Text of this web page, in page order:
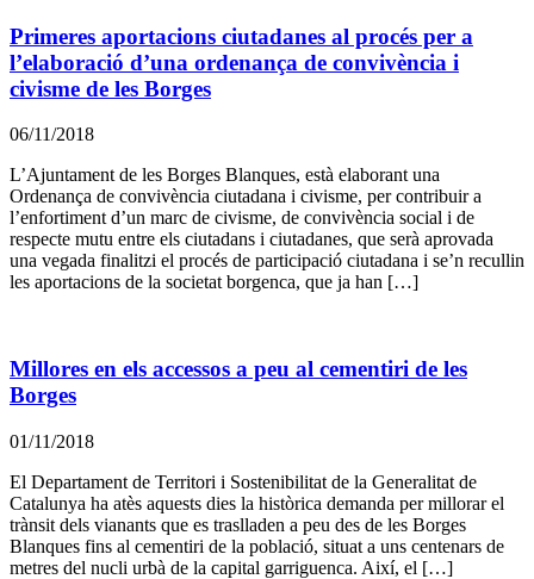
Primeres aportacions ciutadanes al procés per a
l’elaboració d’una ordenança de convivència i
civisme de les Borges
06/11/2018
L’Ajuntament de les Borges Blanques, està elaborant una
Ordenança de convivència ciutadana i civisme, per contribuir a
l’enfortiment d’un marc de civisme, de convivència social i de
respecte mutu entre els ciutadans i ciutadanes, que serà aprovada
una vegada finalitzi el procés de participació ciutadana i se’n recullin
les aportacions de la societat borgenca, que ja han […]
Millores en els accessos a peu al cementiri de les
Borges
01/11/2018
El Departament de Territori i Sostenibilitat de la Generalitat de
Catalunya ha atès aquests dies la històrica demanda per millorar el
trànsit dels vianants que es traslladen a peu des de les Borges
Blanques fins al cementiri de la població, situat a uns centenars de
metres del nucli urbà de la capital garriguenca. Així, el […]